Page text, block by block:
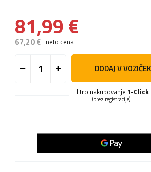
81,99 €
67,20 € neto cena
DODAJ V VOZIČEK
Hitro nakupovanje 1-Click
(brez registracije)